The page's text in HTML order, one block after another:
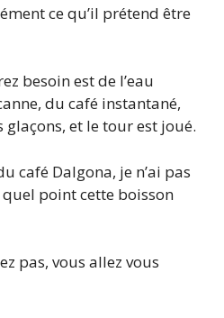
ce qu’il prétend être
besoin est de l’eau
du café instantané,
glaçons, et le tour est joué.
café Dalgona, je n’ai pas
point cette boisson
pas, vous allez vous